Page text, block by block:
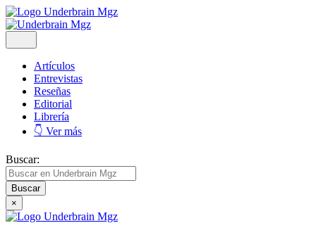
Artículos
Entrevistas
Reseñas
Editorial
Librería
👇 Ver más
Buscar:
×